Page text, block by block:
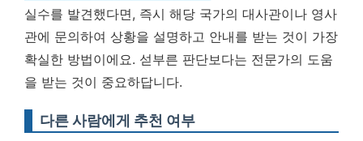
실수를 발견했다면, 즉시 해당 국가의 대사관이나 영사
관에 문의하여 상황을 설명하고 안내를 받는 것이 가장
확실한 방법이에요. 섣부른 판단보다는 전문가의 도움
을 받는 것이 중요하답니다.
다른 사람에게 추천 여부